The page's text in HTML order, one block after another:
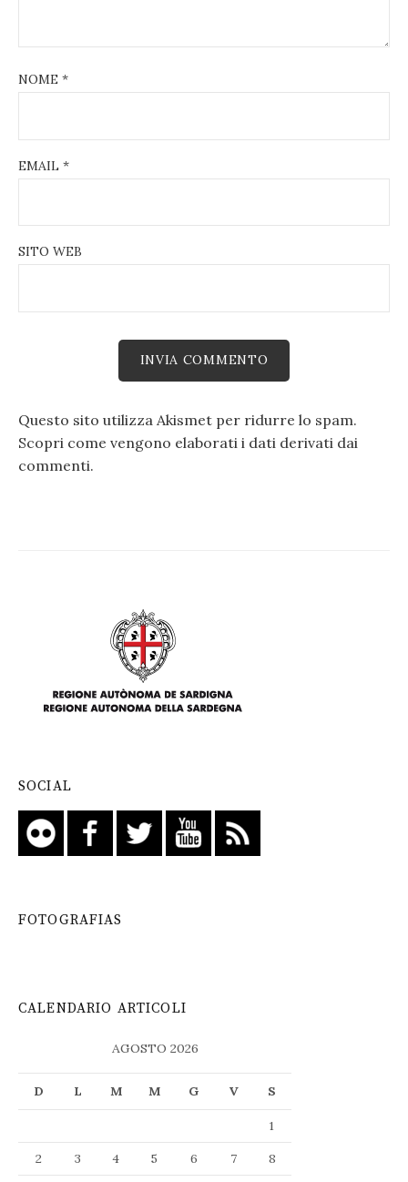
NOME *
EMAIL *
SITO WEB
Questo sito utilizza Akismet per ridurre lo spam.
Scopri come vengono elaborati i dati derivati dai
commenti.
SOCIAL
FOTOGRAFIAS
CALENDARIO ARTICOLI
AGOSTO 2026
D L M M G V S
1
2
3 4 5 6 7
8